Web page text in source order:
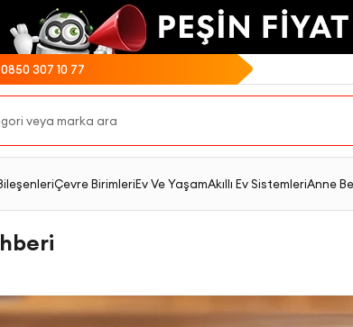
0850 307 10 77
Çevre BirimleriEv Ve YaşamAkıllı Ev SistemleriAnne